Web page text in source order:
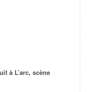
à L’arc, scène